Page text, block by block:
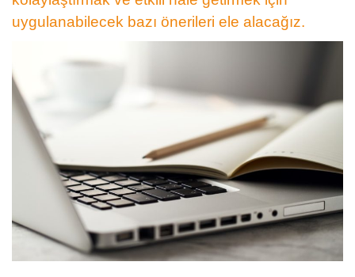
uygulanabilecek bazı önerileri ele alacağız.